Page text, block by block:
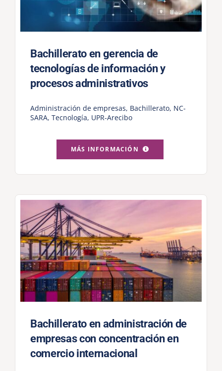
Bachillerato en gerencia de
tecnologías de información y
procesos administrativos
Administración de empresas, Bachillerato, NC-
SARA, Tecnología, UPR-Arecibo
MÁS INFORMACIÓN
Bachillerato en administración de
empresas con concentración en
comercio internacional